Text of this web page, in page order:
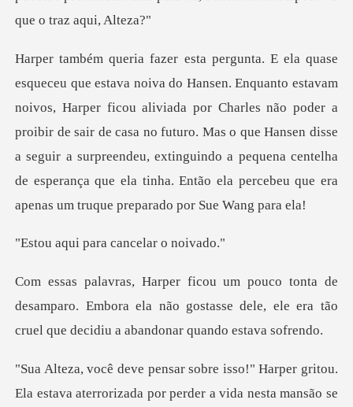
ou aliviada por Charles não poder a
proibir de sair de casa no futuro. Mas o que Hansen disse
a seguir a surpreendeu, extingui
para cancela
esamparo. Embora ela não gostasse dele, ele era tão
arper gritou.
Ela estava aterrorizada por pe